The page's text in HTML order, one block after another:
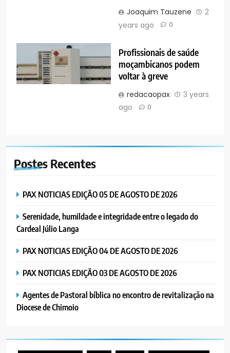
Joaquim Tauzene
2
years ago
0
Profissionais de saúde
moçambicanos podem
voltar à greve
redacaopax
3 years
ago
0
Postes Recentes
PAX NOTICIAS EDIÇÃO 05 DE AGOSTO DE 2026
Serenidade, humildade e integridade entre o legado do
Cardeal Júlio Langa
PAX NOTICIAS EDIÇÃO 04 DE AGOSTO DE 2026
PAX NOTICIAS EDIÇÃO 03 DE AGOSTO DE 2026
Agentes de Pastoral bíblica no encontro de revitalização na
Diocese de Chimoio